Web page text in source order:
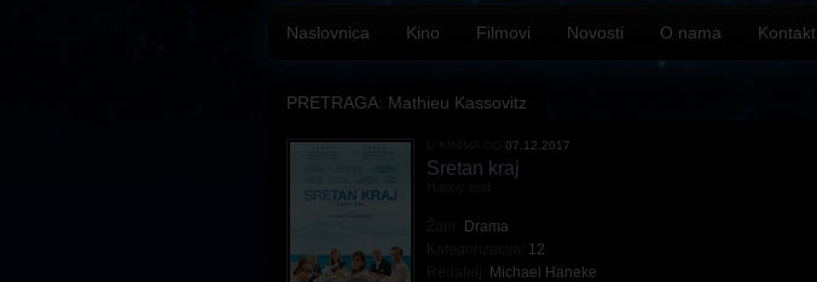
Naslovnica Kino Filmovi Novosti O nama Kontakt
PRETRAGA: Mathieu Kassovitz
07.12.2017
Sretan kraj
Drama
12
Michael Haneke